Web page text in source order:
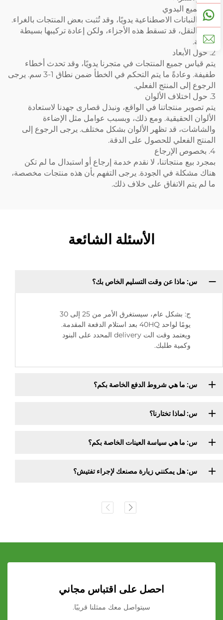
1. التجميع اليدوي
تُجمَّع النباتات الاصطناعية يدويًا، وقد تُثبت بعض المنتجات بالغراء.
خلال النقل، قد تسقط هذه الأجزاء، ولكن إعادة تركيبها بسيطة
وكافية.
2. حول الأبعاد
يتم قياس جميع المنتجات في متجرنا يدويًا، وقد تحدث أخطاء
طفيفة. وعادةً ما يتم التحكم في الخطأ ضمن نطاق 1-3 سم. يرجى
الرجوع إلى المنتج الفعلي.
3. حول اختلاف الألوان
يتم تصوير منتجاتنا في الواقع، ونبذل قصارى جهدنا لاستعادة
الألوان الحقيقية. ومع ذلك، وبسبب عوامل مثل الإضاءة
والشاشات، قد تظهر الألوان بشكل مختلف. يرجى الرجوع إلى
المنتج الفعلي للحصول على الدقة.
4. بخصوص الإرجاع
بمجرد بيع منتجاتنا، لا نقدم خدمة إرجاع أو استبدال ما لم تكن
هناك مشكلة في الجودة. يرجى التفهم بأن هذه منتجات مخصصة،
ما لم يتم الاتفاق على خلاف ذلك.
الأسئلة الشائعة
س: ماذا عن وقت التسليم الخاص بك؟
ج: بشكل عام، سيستغرق الأمر من 25 إلى 30
يومًا لواحد 40HQ بعد استلام الدفعة المقدمة.
ويعتمد وقت الت delivery المحدد على البنود
وكمية طلبك.
س: ما هي شروط الدفع الخاصة بكم؟
س: لماذا تختارنا؟
س: ما هي سياسة العينات الخاصة بكم؟
س: هل يمكنني زيارة مصنعك لإجراء تفتيش؟
احصل على اقتباس مجاني
سيتواصل معك ممثلنا قريبًا.